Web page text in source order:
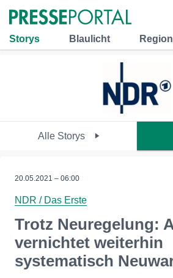
Storys Blaulicht
Alle Storys
20.05.2021 – 06:00
NDR / Das Erste
Trotz Neuregelung:
vernichtet weiterhin
systematisch